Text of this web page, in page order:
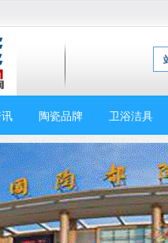
陶瓷品牌 卫浴洁具